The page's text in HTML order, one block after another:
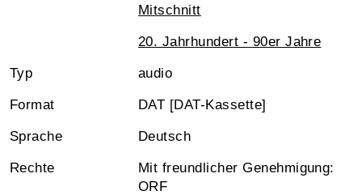
Mitschnitt
20. Jahrhundert - 90er Jahre
Typ audio
Format DAT [DAT-Kassette]
Sprache Deutsch
Rechte
Mit freundlicher Genehmigung:
ORF